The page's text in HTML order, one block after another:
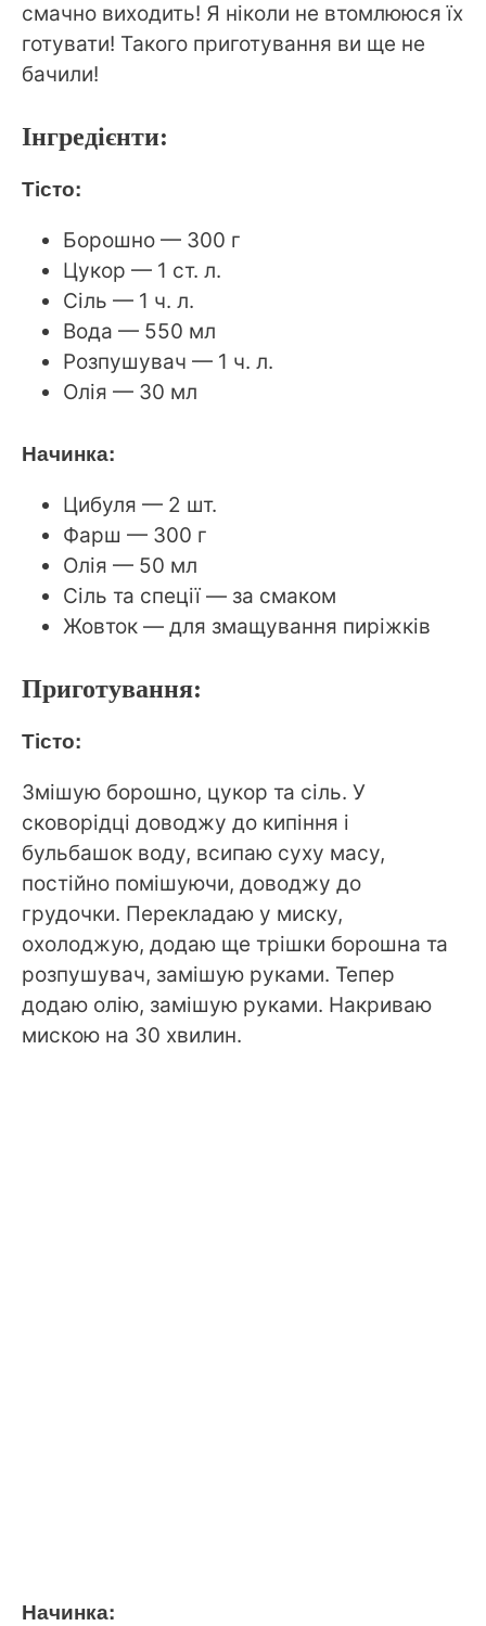
смачно виходить! Я ніколи не втомлююся їх
готувати! Такого приготування ви ще не
бачили!
Інгредієнти:
Тісто:
Борошно — 300 г
Цукор — 1 ст. л.
Сіль — 1 ч. л.
Вода — 550 мл
Розпушувач — 1 ч. л.
Олія — 30 мл
Начинка:
Цибуля — 2 шт.
Фарш — 300 г
Олія — 50 мл
Сіль та спеції — за смаком
Жовток — для змащування пиріжків
Приготування:
Тісто:
Змішую борошно, цукор та сіль. У
сковорідці доводжу до кипіння і
бульбашок воду, всипаю суху масу,
постійно помішуючи, доводжу до
грудочки. Перекладаю у миску,
охолоджую, додаю ще трішки борошна та
розпушувач, замішую руками. Тепер
додаю олію, замішую руками. Накриваю
мискою на 30 хвилин.
Начинка: